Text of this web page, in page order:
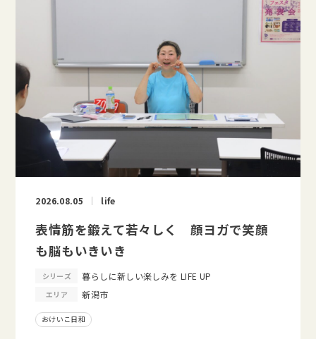
2026.08.05 life
表情筋を鍛えて若々しく 顔ヨガで笑顔
も脳もいきいき
シリーズ 暮らしに新しい楽しみを LIFE UP
エリア 新潟市
おけいこ日和